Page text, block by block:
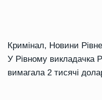
Кримінал, Новини Рівне
У Рівному викладачка
вимагала 2 тисячі